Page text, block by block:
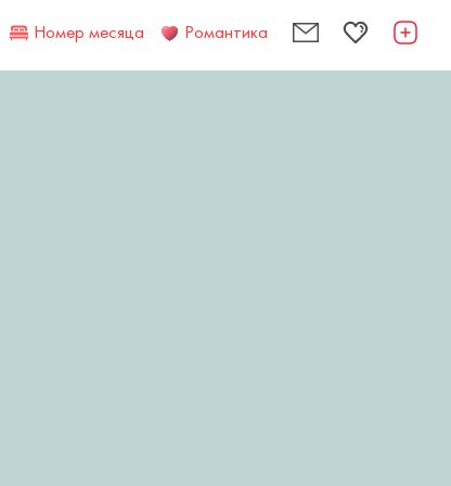
Номер месяца Романтика